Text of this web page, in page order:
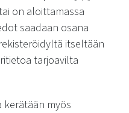
on aloittamassa
saadaan osana
itseltään
tarjoavilta
kerätään myös